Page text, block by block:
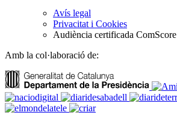
Avís legal
Privacitat i Cookies
Audiència certificada ComScore
Amb la col·laboració de: